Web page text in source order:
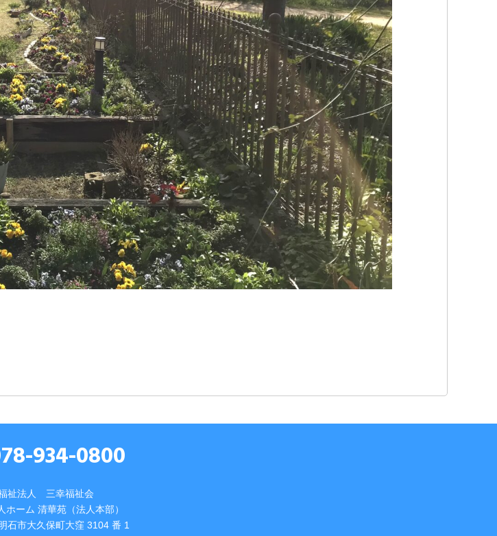
934-0800
祉法人 三幸福祉会
ホーム 清華苑（法⼈本部）
⽯市⼤久保町⼤窪 3104 番 1